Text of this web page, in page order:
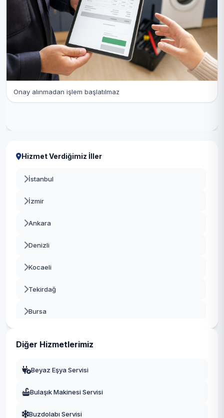
Onay alınmadan işlem başlatılmaz
Hizmet Verdiğimiz İller
İstanbul
İzmir
Ankara
Denizli
Kocaeli
Tekirdağ
Bursa
Diğer Hizmetlerimiz
Beyaz Eşya Servisi
Bulaşık Makinesi Servisi
Buzdolabı Servisi